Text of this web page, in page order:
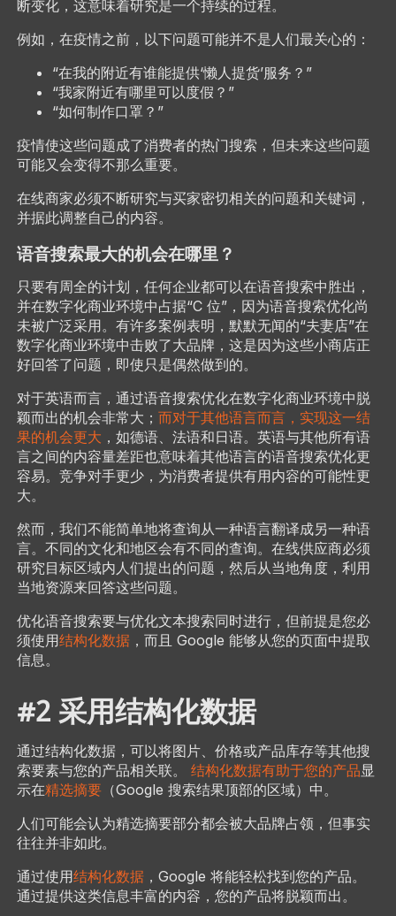
断变化，这意味着研究是一个持续的过程。
例如，在疫情之前，以下问题可能并不是人们最关心的：
“在我的附近有谁能提供‘懒人提货’服务？”
“我家附近有哪里可以度假？”
“如何制作口罩？”
疫情使这些问题成了消费者的热门搜索，但未来这些问题
可能又会变得不那么重要。
在线商家必须不断研究与买家密切相关的问题和关键词，
并据此调整自己的内容。
语音搜索最大的机会在哪里？
只要有周全的计划，任何企业都可以在语音搜索中胜出，
并在数字化商业环境中占据“C 位”，因为语音搜索优化尚
未被广泛采用。有许多案例表明，默默无闻的“夫妻店”在
数字化商业环境中击败了大品牌，这是因为这些小商店正
好回答了问题，即使只是偶然做到的。
对于英语而言，通过语音搜索优化在数字化商业环境中脱
颖而出的机会非常大； 而对于其他语言而言，实现这一结
果的机会更大 ，如德语、法语和日语。英语与其他所有语
言之间的内容量差距也意味着其他语言的语音搜索优化更
容易。竞争对手更少，为消费者提供有用内容的可能性更
大。
然而，我们不能简单地将查询从一种语言翻译成另一种语
言。不同的文化和地区会有不同的查询。在线供应商必须
研究目标区域内人们提出的问题，然后从当地角度，利用
当地资源来回答这些问题。
优化语音搜索要与优化文本搜索同时进行，但前提是您必
须使用结构化数据，而且 Google 能够从您的页面中提取
信息。
#2 采用结构化数据
通过结构化数据，可以将图片、价格或产品库存等其他搜
索要素与您的产品相关联。 结构化数据有助于您的产品显
示在精选摘要（Google 搜索结果顶部的区域）中。
人们可能会认为精选摘要部分都会被大品牌占领，但事实
往往并非如此。
通过使用结构化数据，Google 将能轻松找到您的产品。
通过提供这类信息丰富的内容，您的产品将脱颖而出。